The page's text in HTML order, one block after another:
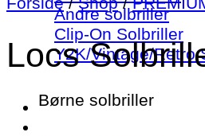
Andre solbriller
Clip-On Solbriller
Y2K/Vintage/Retro
Børne solbriller
Locs